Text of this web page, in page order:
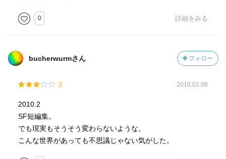
0 詳細をみる
bucherwurmさん フォロー
3 2010.02.06
2010.2
SF短編集。
でも現実もそうそう変わらないような。
こんな世界があっても不思議じゃない気がした。